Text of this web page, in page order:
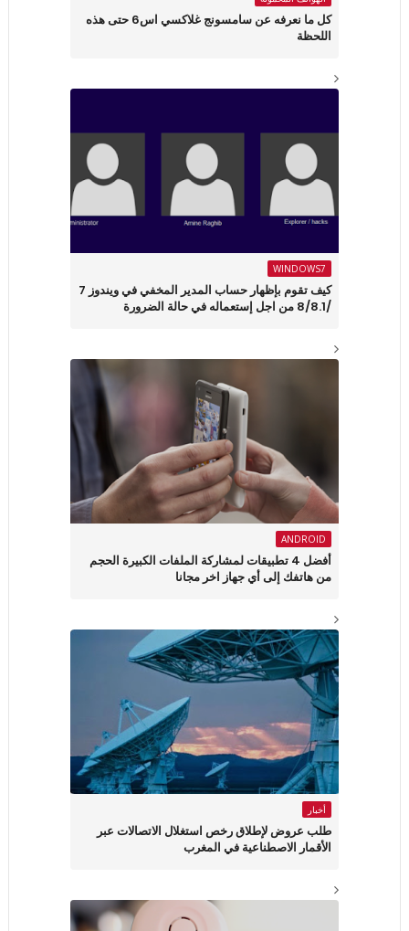
كل ما نعرفه عن سامسونج غلاكسي اس6 حتى هذه
اللحظة
WINDOWS7
كيف تقوم بإظهار حساب المدير المخفي في ويندوز 7
/8/8.1 من اجل إستعماله في حالة الضرورة
ANDROID
أفضل 4 تطبيقات لمشاركة الملفات الكبيرة الحجم
من هاتفك إلى أي جهاز اخر مجانا
أخبار
طلب عروض لإطلاق رخص استغلال الاتصالات عبر
الأقمار الاصطناعية في المغرب